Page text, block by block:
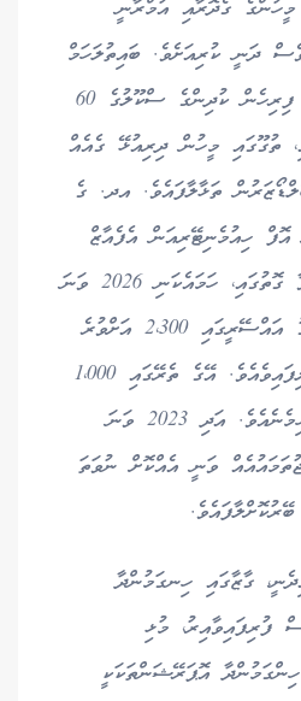
ގެދޮރާއި އުމްރާނީ
ދަނީ ކުރިއަށެވެ. ބައިތުލަހަމް
ކައިރީގައި އޮންނަ ބައްތީރު ފިރިހެން ކުދިންގެ ސްކޫލުގެ 60
ތުގޫގައި މީހުން ދިރިއުޅޭ ގެއެއް
ތަޅާލާފައެވެ. އދ. ގެ
ހިއުމެނިޓޭރިއަން އެފެއާޒް
(އޯޗާ) އިން ރިޕޯޓުކޮށްފައިވާ ގޮތުގައި، ހަމައެކަނި 2026 ވަނަ
އަހަރުގެ މިހާތަނަށް ހުޅަނގު އައްސޭރީގައި 2،300 އަށްވުރެ
ގިނަ މީހުންގެ ގެދޮރު ގެއްލިފައިވެއެވެ. އޭގެ ތެރޭގައި 1،000
އަށްވުރެ ގިނަ ކުޑަކުދިން ހިމެނެއެވެ. އަދި 2023 ވަނަ
ފެށިގެން 121 މުޖުތަމައުއެއް ވަނީ އެއްކޮށް ނުވަތަ
ގާޒާގައި ހިނގަމުންދާ
1،000 ދުވަސް ފުރިފައިވާއިރު، މުޅި
އޮޕަރޭޝަންތަކަކީ